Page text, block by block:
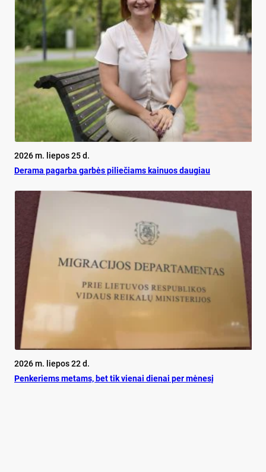
2026 m. liepos 25 d.
De­ra­ma pa­gar­ba gar­bės pi­lie­čiams kai­nuos dau­giau
2026 m. liepos 22 d.
Pen­ke­riems me­tams, bet tik vie­nai die­nai per mė­ne­sį